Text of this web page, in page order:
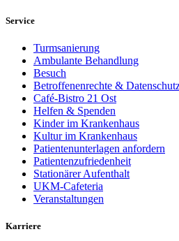
Service
Turmsanierung
Ambulante Behandlung
Besuch
Betroffenenrechte &
Café-Bistro 21 Ost
Helfen & Spenden
Kinder im Krankenhaus
Kultur im Krankenhaus
Patientenunterlagen anfordern
Patientenzufriedenheit
Stationärer Aufenthalt
UKM-Cafeteria
Veranstaltungen
Karriere